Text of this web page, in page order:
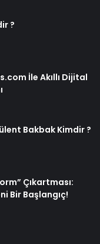
?
İle Akıllı Dijital
Bakbak Kimdir ?
Çıkartması:
Bir Başlangıç!